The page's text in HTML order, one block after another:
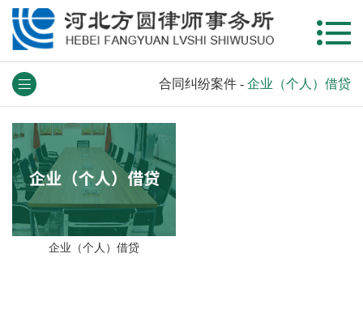
合同纠纷案件 - 企业（个人）借贷
企业（个人）借贷